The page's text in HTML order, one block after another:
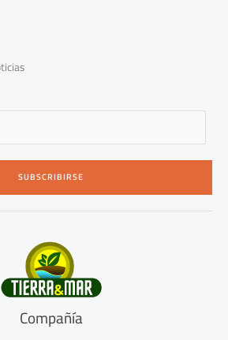
SUBSCRIBIRSE
Compañía